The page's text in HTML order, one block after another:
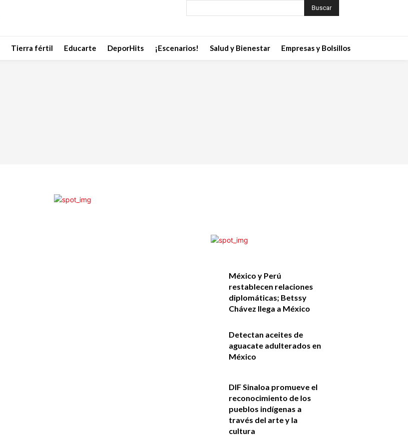
Buscar
Tierra fértil Educarte DeporHits ¡Escenarios! Salud y Bienestar Empresas y Bolsillos
México y Perú
restablecen relaciones
diplomáticas; Betssy
Chávez llega a México
Detectan aceites de
aguacate adulterados en
México
DIF Sinaloa promueve el
reconocimiento de los
pueblos indígenas a
través del arte y la
cultura